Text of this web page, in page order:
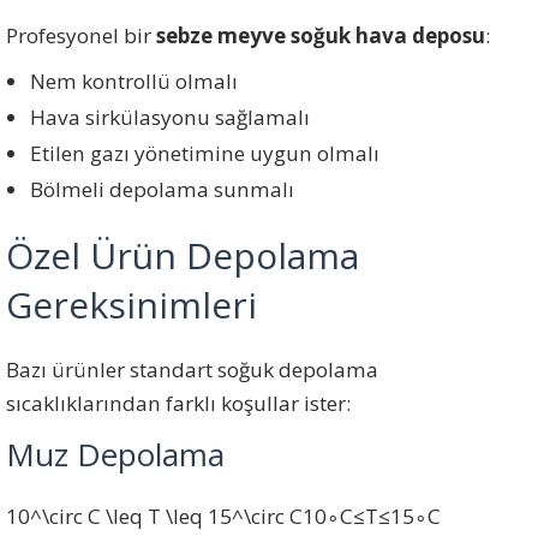
Profesyonel birsebze meyve soğuk hava deposu:
Nem kontrollü olmalı
Hava sirkülasyonu sağlamalı
Etilen gazı yönetimine uygun olmalı
Bölmeli depolama sunmalı
Özel Ürün Depolama
Gereksinimleri
Bazı ürünler standart soğuk depolama
sıcaklıklarından farklı koşullar ister:
Muz Depolama
10^\circ C \leq T \leq 15^\circ C10∘C≤T≤15∘C